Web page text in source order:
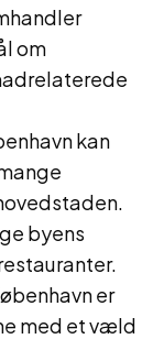
om
kan
byens
er
med et væld